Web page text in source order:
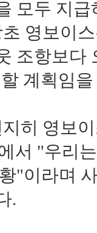
모두 지
영보이
조항보다
계획임
히 영보
서 "우리
"이라며
.